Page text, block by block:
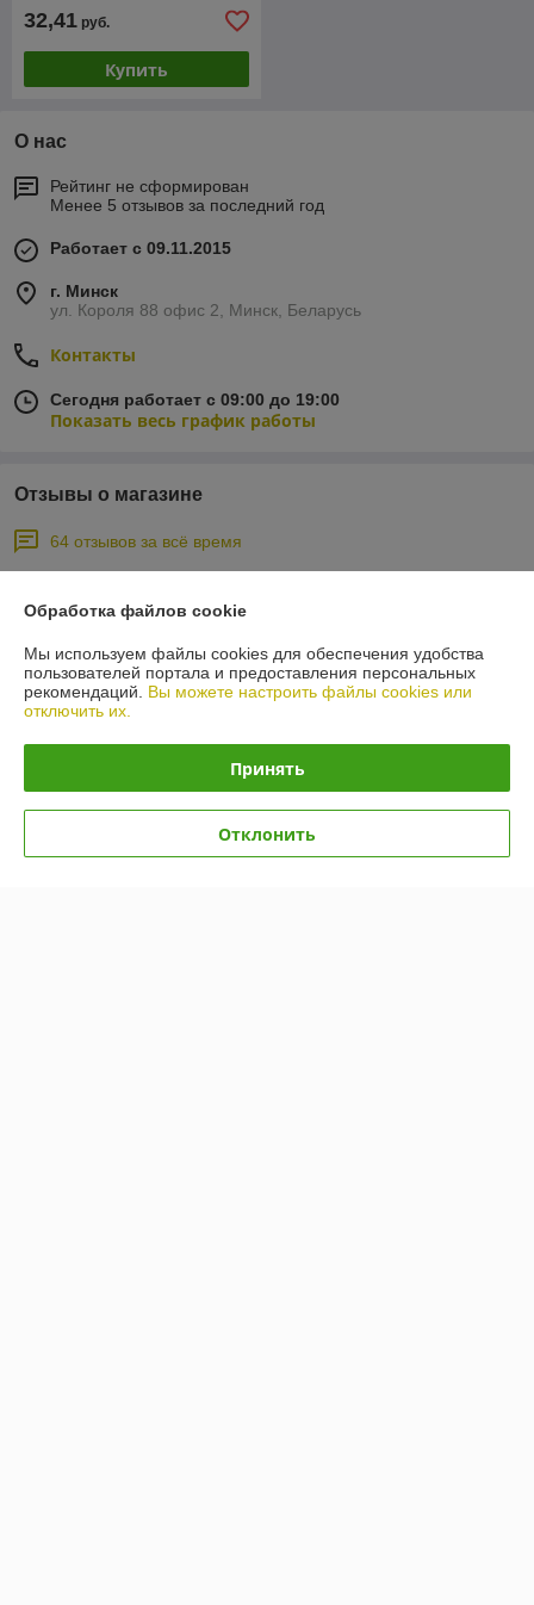
32,41 руб.
Купить
О нас
Рейтинг не сформирован
Менее 5 отзывов за последний год
Работает с 09.11.2015
г. Минск
ул. Короля 88 офис 2, Минск, Беларусь
Контакты
Сегодня работает с 09:00 до 19:00
Показать весь график работы
Отзывы о магазине
64 отзывов за всё время
Заказ сделан. Подтвержден. Не доставлен.
Очень плохо
Каждый раз новый человек на телефоне и никто не знает про заказ.
Обработка файлов cookie
Мы используем файлы cookies для обеспечения удобства
пользователей портала и предоставления персональных
рекомендаций. Вы можете настроить файлы cookies или
отключить их.
Принять
Отклонить